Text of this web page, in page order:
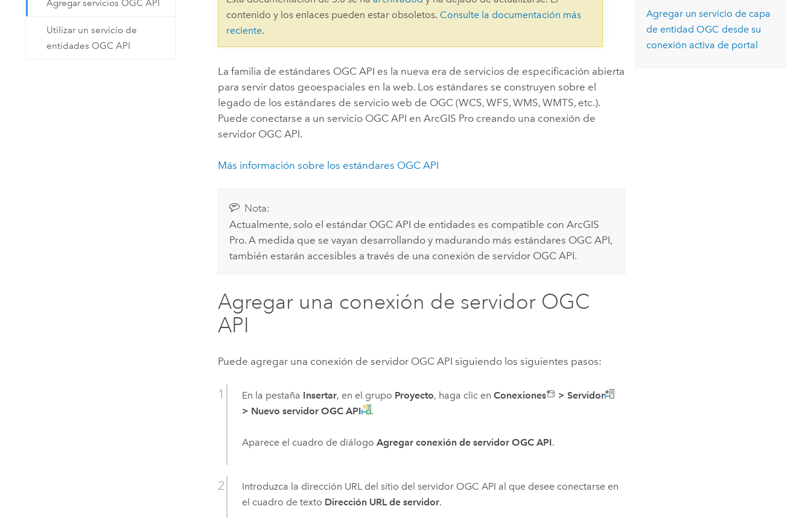
Crear aplicaciones de
representación cartográfica y
Explorar ArcGIS Pro
Explorar la gestión de infraestructuras Leer la historia
Agregar servicios OGC API
Utilizar un servicio de
entidades OGC API
contenido y los enlaces pueden estar obsoletos. Consulte la documentación más
reciente.
La familia de estándares OGC API es la nueva era de servicios de especificación abierta
para servir datos geoespaciales en la web. Los estándares se construyen sobre el
legado de los estándares de servicio web de OGC (WCS, WFS, WMS, WMTS, etc.).
Puede conectarse a un servicio OGC API enArcGIS Pro creando una conexión de
servidor OGC API.
Más información sobre los estándares OGC API
Nota:
Actualmente, solo el estándar OGC API de entidades es compatible con ArcGIS
Pro. A medida que se vayan desarrollando y madurando más estándares OGC API,
también estarán accesibles a través de una conexión de servidor OGC API.
Agregar una conexión de servidor OGC
API
Puede agregar una conexión de servidor OGC API siguiendo los siguientes pasos:
En la pestaña Insertar, en el grupo Proyecto, haga clic enConexiones > Servidor
> Nuevo servidor OGC API .
Aparece el cuadro de diálogoAgregar conexión de servidor OGC API.
Introduzca la dirección URL del sitio del servidor OGC API al que desee conectarse en
el cuadro de texto Dirección URL de servidor.
Agregar un servicio de capa
de entidad OGC desde su
conexión activa de portal